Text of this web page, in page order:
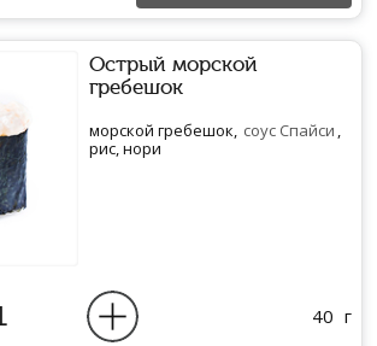
Острый морской
гребешок
морской гребешок, соус Спайси ,
рис, нори
40 г